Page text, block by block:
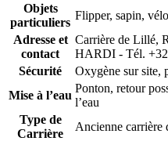
Objets
particuliers
Flipper, sapin,
Adresse et
contact
Carrière de Lillé,
HARDI - Tél.
Sécurité
Oxygène sur site,
Mise à l’eau
Ponton, retour
l’eau
Type de
Carrière
Ancienne carrière